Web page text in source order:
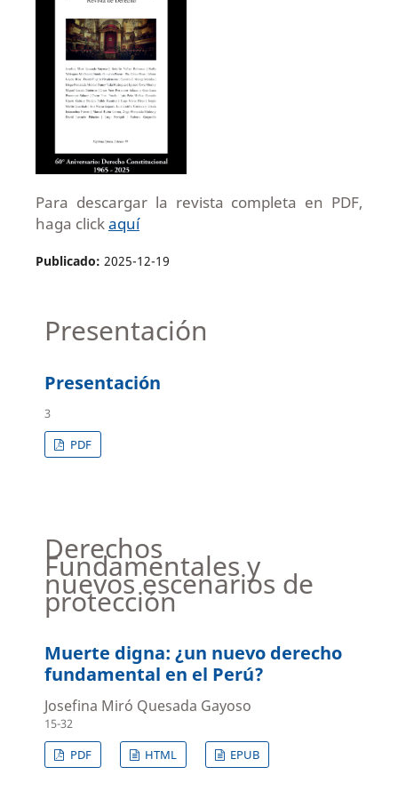
Para descargar la revista completa en PDF,
haga clickaquí
Publicado: 2025-12-19
Presentación
Presentación
3
PDF
Derechos
Fundamentales y
nuevos escenarios de
protección
Muerte digna: ¿un nuevo derecho
fundamental en el Perú?
Josefina Miró Quesada Gayoso
15-32
PDF
HTML EPUB